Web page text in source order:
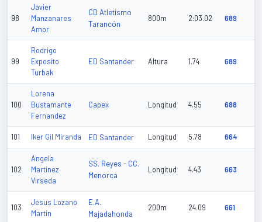
98
Javier
Manzanares
Amor
CD Atletismo
Tarancón
800m 2:03.02 689
99
Rodrigo
Exposito
Turbak
ED Santander Altura 1.74 689
100
Lorena
Bustamante
Fernandez
Capex Longitud 4.55 688
101 Iker Gil Miranda ED Santander Longitud 5.78 664
102
Angela
Martinez
Virseda
SS. Reyes - CC.
Menorca
Longitud 4.43 663
103
Jesus Lozano
Martin
E.A.
Majadahonda
200m 24.09 661